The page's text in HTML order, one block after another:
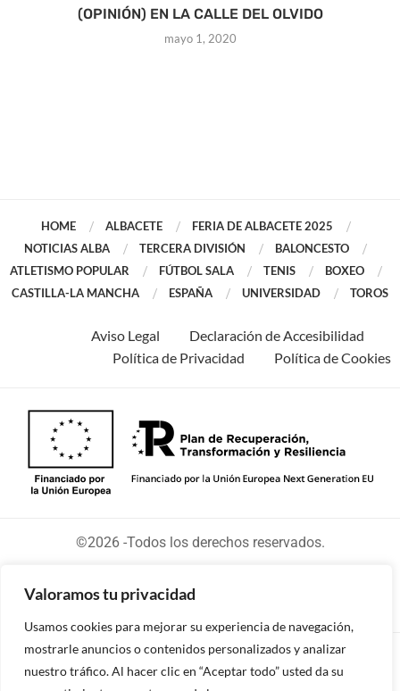
Valoramos tu privacidad
Usamos cookies para mejorar su experiencia de navegación,
mostrarle anuncios o contenidos personalizados y analizar
nuestro tráfico. Al hacer clic en “Aceptar todo” usted da su
(OPINIÓN) EN LA CALLE DEL OLVIDO
mayo 1, 2020
HOME ALBACETE
FERIA DE ALBACETE 2025
NOTICIAS ALBA
TERCERA DIVISIÓN
BALONCESTO
ATLETISMO POPULAR
FÚTBOL SALA TENIS
BOXEO
CASTILLA-LA MANCHA
ESPAÑA UNIVERSIDAD TOROS
Aviso Legal
Declaración de Accesibilidad
Política de Privacidad
Política de Cookies
©2026 -Todos los derechos reservados.
Diseñado y desarrollado por tu equipo Imedia
Comunicación